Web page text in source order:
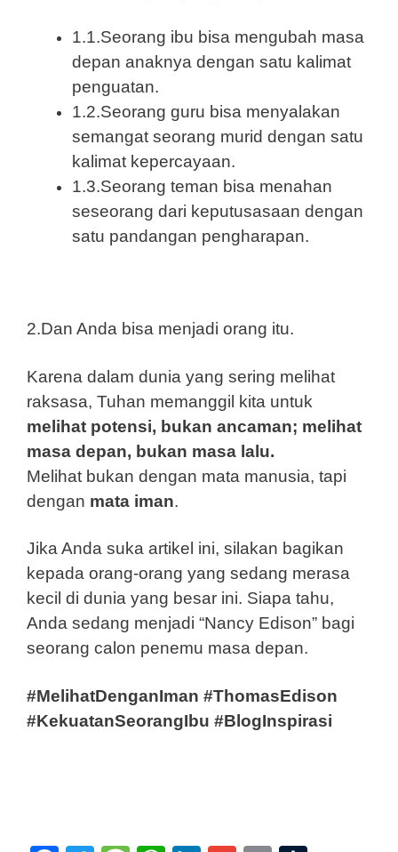
1.1.Seorang ibu bisa mengubah masa
depan anaknya dengan satu kalimat
penguatan.
1.2.Seorang guru bisa menyalakan
semangat seorang murid dengan satu
kalimat kepercayaan.
1.3.Seorang teman bisa menahan
seseorang dari keputusasaan dengan
satu pandangan pengharapan.
2.Dan Anda bisa menjadi orang itu.
Karena dalam dunia yang sering melihat
raksasa, Tuhan memanggil kita untuk
melihat potensi, bukan ancaman; melihat
masa depan, bukan masa lalu.
Melihat bukan dengan mata manusia, tapi
dengan mata iman.
Jika Anda suka artikel ini, silakan bagikan
kepada orang-orang yang sedang merasa
kecil di dunia yang besar ini. Siapa tahu,
Anda sedang menjadi “Nancy Edison” bagi
seorang calon penemu masa depan.
#MelihatDenganIman #ThomasEdison
#KekuatanSeorangIbu #BlogInspirasi